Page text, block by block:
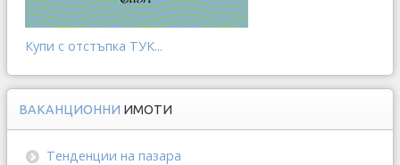
Купи с отстъпка ТУК...
ВАКАНЦИОННИ ИМОТИ
Тенденции на пазара